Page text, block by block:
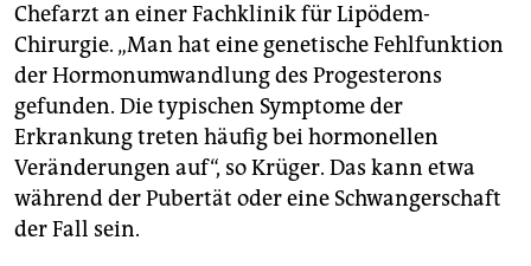
Chefarzt an einer Fachklinik für Lipödem-
Chirurgie. „Man hat eine genetische Fehlfunktion
der Hormonumwandlung des Progesterons
gefunden. Die typischen Symptome der
Erkrankung treten häufig bei hormonellen
Veränderungen auf“, so Krüger. Das kann etwa
während der Pubertät oder eine Schwangerschaft
der Fall sein.